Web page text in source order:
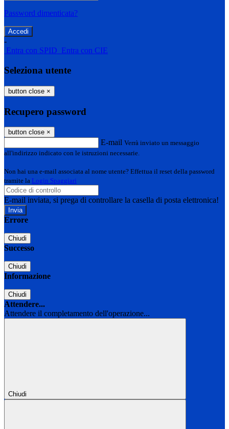
Password dimenticata?
-
Entra con SPID Entra con CIE
Seleziona utente
button close ×
Recupero password
button close ×
E-mail Verrà inviato un messaggio
all'indirizzo indicato con le istruzioni necessarie.
Non hai una e-mail associata al nome utente? Effettua il reset della password
tramite la Login Spaggiari
E-mail inviata, si prega di controllare la casella di posta elettronica!
Errore
Chiudi
Successo
Chiudi
Informazione
Chiudi
Attendere...
Attendere il completamento dell'operazione...
Chiudi